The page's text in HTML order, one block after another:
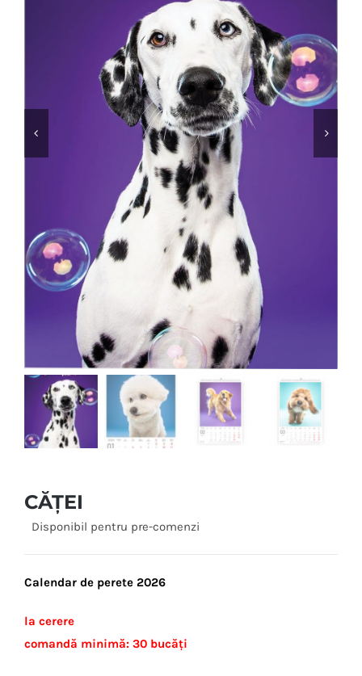
CĂȚEI
Disponibil pentru pre-comenzi
Calendar de perete 2026
la cerere
comandă minimă: 30 bucăți